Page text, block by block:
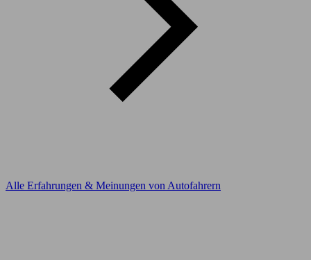
Alle Erfahrungen & Meinungen von Autofahrern